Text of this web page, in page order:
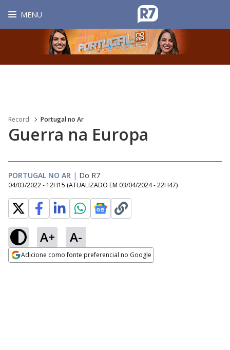
MENU
Record Portugal no Ar
Guerra na Europa
PORTUGAL NO AR | Do R7
04/03/2022 - 12H15 (ATUALIZADO EM 03/04/2024 - 22H47)
A+ A-
Adicione como fonte preferencial no Google